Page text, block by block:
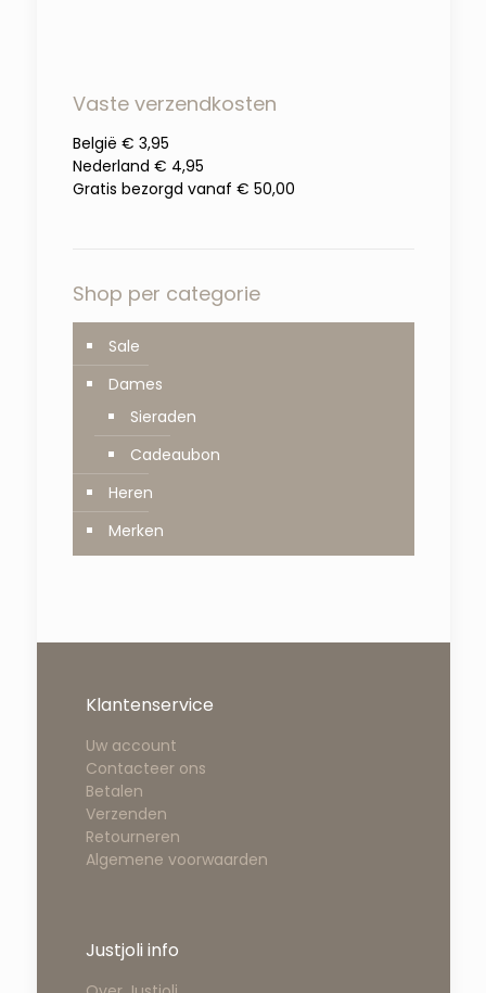
Vaste verzendkosten
België € 3,95
Nederland € 4,95
Gratis bezorgd vanaf € 50,00
Shop per categorie
Sale
Dames
Sieraden
Cadeaubon
Heren
Merken
Klantenservice
Uw account
Contacteer ons
Betalen
Verzenden
Retourneren
Algemene voorwaarden
Justjoli info